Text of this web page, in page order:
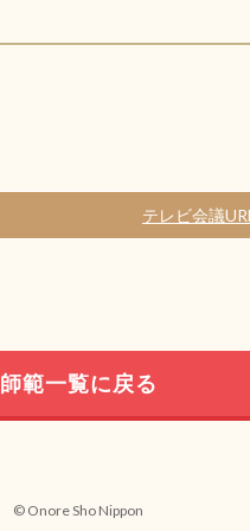
テレビ会議URL
師範一覧に戻る
© Onore Sho Nippon